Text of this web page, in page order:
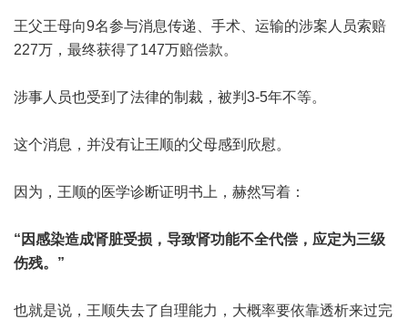
王父王母向9名参与消息传递、手术、运输的涉案人员索赔
227万，最终获得了147万赔偿款。
涉事人员也受到了法律的制裁，被判3-5年不等。
这个消息，并没有让王顺的父母感到欣慰。
因为，王顺的医学诊断证明书上，赫然写着：
“因感染造成肾脏受损，导致肾功能不全代偿，应定为三级
伤残。”
也就是说，王顺失去了自理能力，大概率要依靠透析来过完